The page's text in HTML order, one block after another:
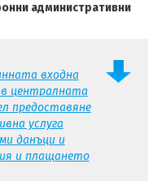
административни
входна
централната
предоставяне
услуга
данъци и
и плащането